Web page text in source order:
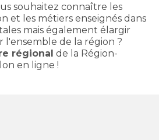
souhaitez connaître les
et les métiers enseignés dans
mais également élargir
l'ensemble de la région ?
régional de la Région-
en ligne !